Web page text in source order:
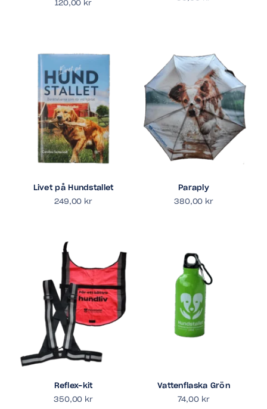
120,00 kr
Livet på Hundstallet
249,00 kr
Paraply
380,00 kr
Reflex-kit
350,00 kr
Vattenflaska Grön
74,00 kr